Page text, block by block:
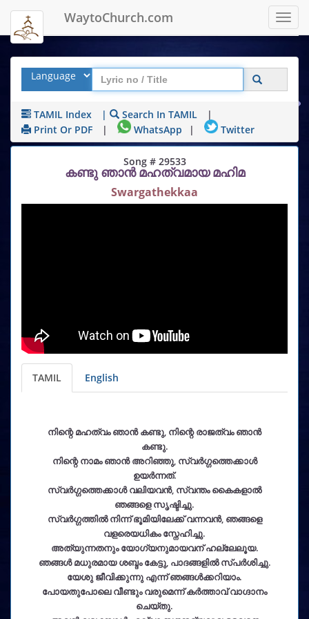
WaytoChurch.com
TAMIL Index | Search In TAMIL
|
Print Or PDF
| WhatsApp | Twitter
Song # 29533
കണ്ടു ഞാൻ മഹത്വമായ മഹിമ
Swargathekkaa
TAMIL English
നിന്റെ മഹത്വം ഞാൻ കണ്ടു, നിന്റെ രാജത്വം ഞാൻ
കണ്ടു.
നിന്റെ നാമം ഞാൻ അറിഞ്ഞു, സ്വർഗ്ഗത്തെക്കാൾ
ഉയർന്നത്.
സ്വർഗ്ഗത്തെക്കാൾ വലിയവൻ, സ്വന്തം കൈകളാൽ
ഞങ്ങളെ സൃഷ്ടിച്ചു.
സ്വർഗ്ഗത്തിൽ നിന്ന് ഭൂമിയിലേക്ക് വന്നവൻ, ഞങ്ങളെ
വളരെയധികം സ്നേഹിച്ചു.
അത്യുന്നതനും യോഗ്യനുമായവന് ഹല്ലേലൂയ.
ഞങ്ങൾ മധുരമായ ശബ്ദം കേട്ടു, പാദങ്ങളിൽ സ്പർശിച്ചു.
യേശു ജീവിക്കുന്നു എന്ന് ഞങ്ങൾക്കറിയാം.
പോയതുപോലെ വീണ്ടും വരുമെന്ന് കർത്താവ് വാഗ്ദാനം
ചെയ്തു.